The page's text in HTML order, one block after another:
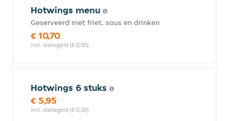
Hotwings menu
Geserveerd met friet, saus en drinken
€ 10,70
incl. statiegeld (€ 0,00)
Hotwings 6 stuks
€ 5,95
incl. statiegeld (€ 0,00)